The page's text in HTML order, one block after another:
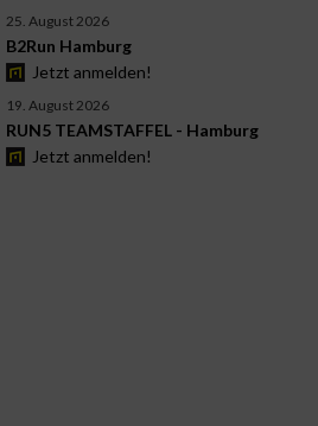
25. August 2026
B2Run Hamburg
Jetzt anmelden!
19. August 2026
RUN5 TEAMSTAFFEL - Hamburg
Jetzt anmelden!